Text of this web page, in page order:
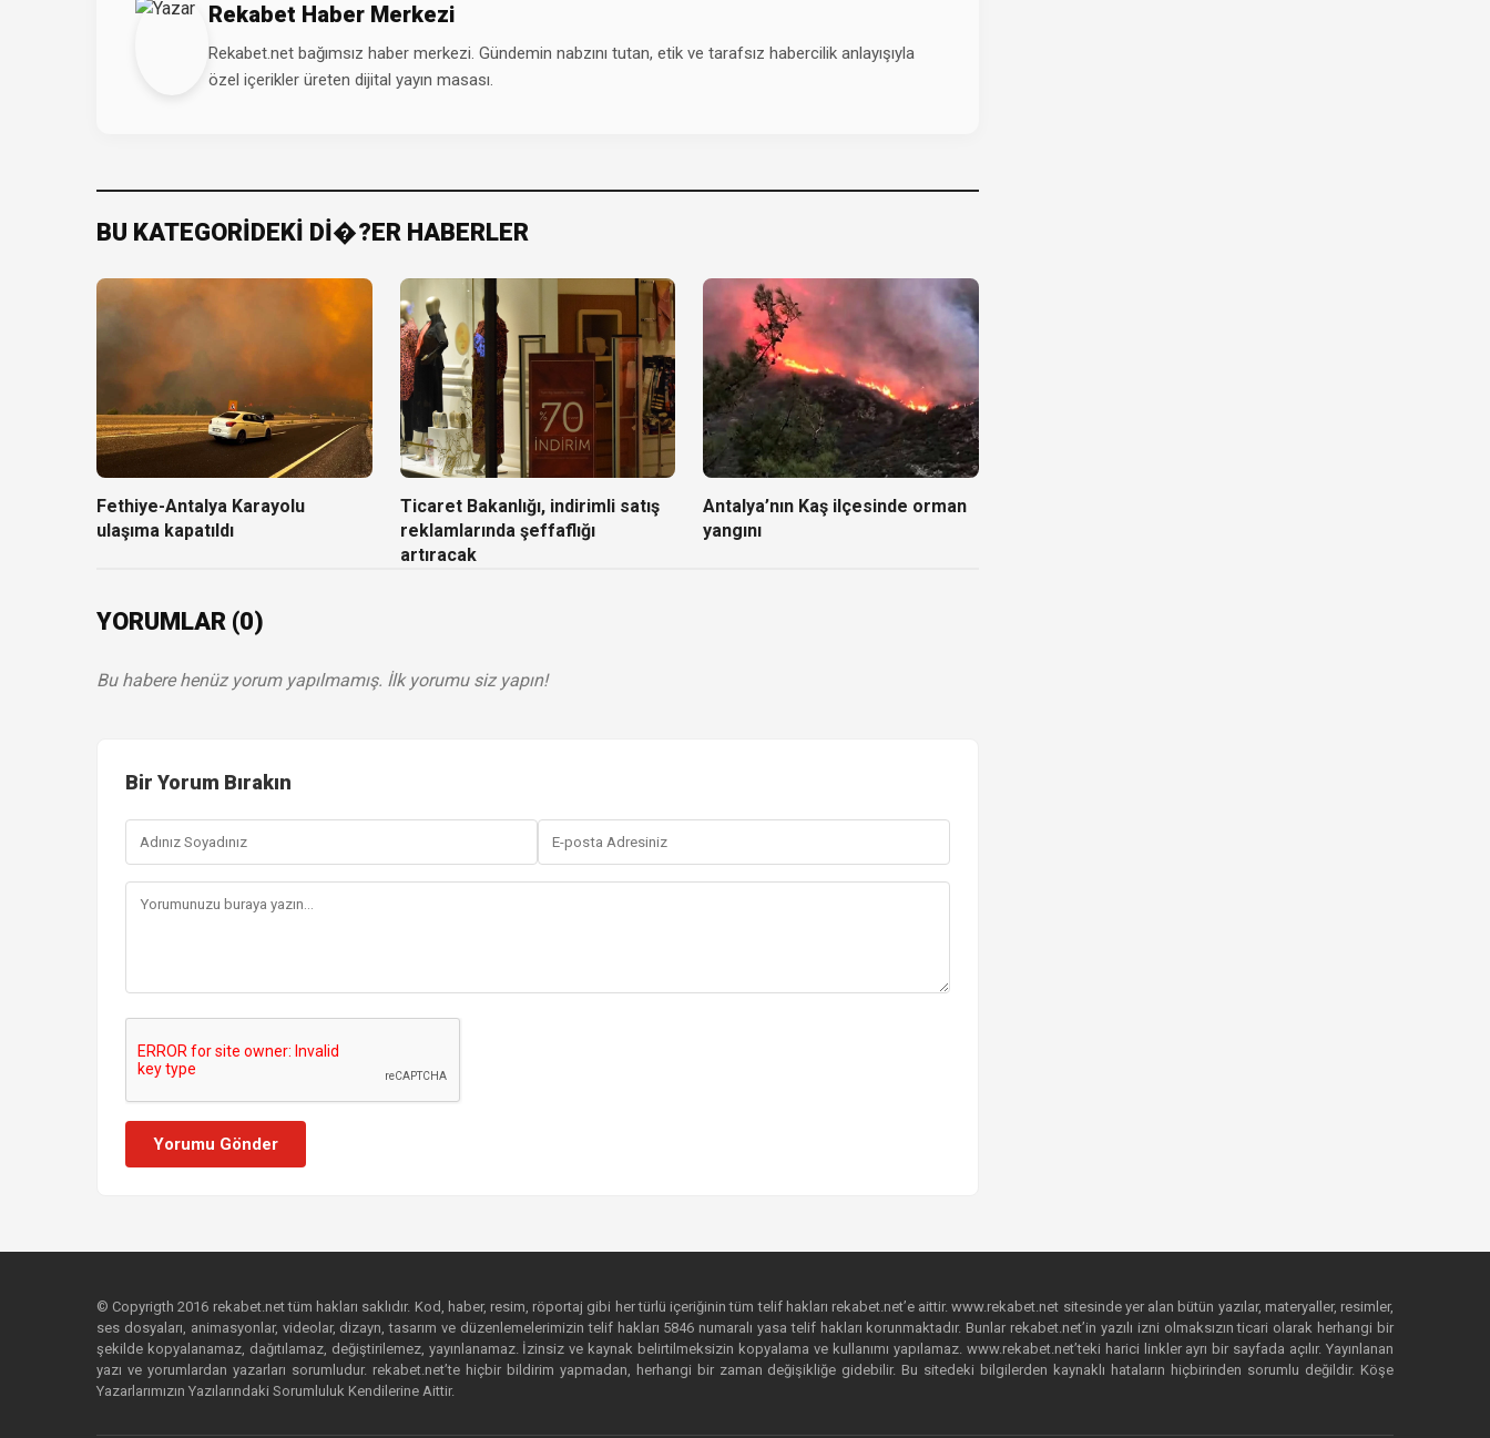
Rekabet Haber Merkezi
Rekabet.net bağımsız haber merkezi. Gündemin nabzını tutan, etik ve tarafsız habercilik anlayışıyla
özel içerikler üreten dijital yayın masası.
BU KATEGORİDEKİ Dİ�?ER HABERLER
Fethiye-Antalya Karayolu
ulaşıma kapatıldı
Ticaret Bakanlığı, indirimli satış
reklamlarında şeffaflığı
artıracak
Antalya’nın Kaş ilçesinde orman
yangını
YORUMLAR (0)
Bu habere henüz yorum yapılmamış. İlk yorumu siz yapın!
Bir Yorum Bırakın
Yorumu Gönder
© Copyrigth 2016 rekabet.net tüm hakları saklıdır. Kod, haber, resim, röportaj gibi her türlü içeriğinin tüm telif hakları rekabet.net’e aittir. www.rekabet.net sitesinde yer alan bütün yazılar, materyaller, resimler,
ses dosyaları, animasyonlar, videolar, dizayn, tasarım ve düzenlemelerimizin telif hakları 5846 numaralı yasa telif hakları korunmaktadır. Bunlar rekabet.net’in yazılı izni olmaksızın ticari olarak herhangi bir
şekilde kopyalanamaz, dağıtılamaz, değiştirilemez, yayınlanamaz. İzinsiz ve kaynak belirtilmeksizin kopyalama ve kullanımı yapılamaz. www.rekabet.net’teki harici linkler ayrı bir sayfada açılır. Yayınlanan
yazı ve yorumlardan yazarları sorumludur. rekabet.net’te hiçbir bildirim yapmadan, herhangi bir zaman değişikliğe gidebilir. Bu sitedeki bilgilerden kaynaklı hataların hiçbirinden sorumlu değildir. Köşe
Yazarlarımızın Yazılarındaki Sorumluluk Kendilerine Aittir.